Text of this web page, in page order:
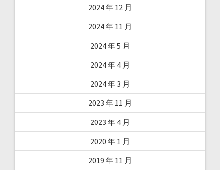
2024 年 12 月
2024 年 11 月
2024 年 5 月
2024 年 4 月
2024 年 3 月
2023 年 11 月
2023 年 4 月
2020 年 1 月
2019 年 11 月